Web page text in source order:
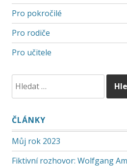
Pro pokročilé
Pro rodiče
Pro učitele
ČLÁNKY
Můj rok 2023
Fiktivní rozhovor: Wolfgang